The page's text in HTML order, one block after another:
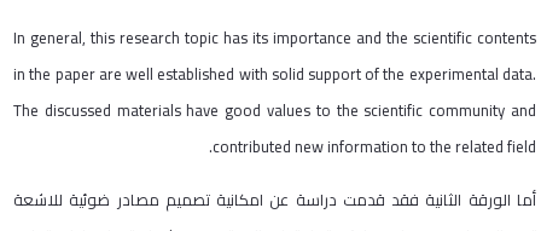
In general, this research topic has its importance and the scientific contents
in the paper are well established with solid support of the experimental data.
The discussed materials have good values to the scientific community and
contributed new information to the related field.
أما الورقة الثانية فقد قدمت دراسة عن امكانية تصميم مصادر ضوئية للاشعة